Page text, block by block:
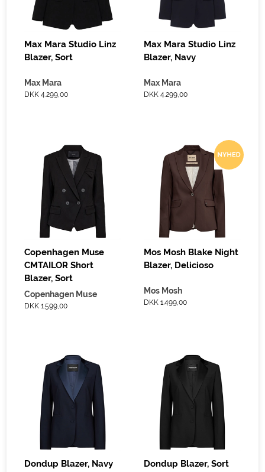
Max Mara Studio Linz
Blazer, Sort
Max Mara
DKK 4.299,00
Max Mara Studio Linz
Blazer, Navy
Max Mara
DKK 4.299,00
Copenhagen Muse
CMTAILOR Short
Blazer, Sort
Copenhagen Muse
DKK 1.599,00
Mos Mosh Blake Night
Blazer, Delicioso
Mos Mosh
DKK 1.499,00
Dondup Blazer, Navy Dondup Blazer, Sort